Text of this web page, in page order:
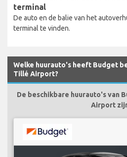
terminal
De auto en de balie van het
terminal te vinden.
Welke huurauto's heeft Budget
Tillé Airport?
De beschikbare huurauto's van
Airport